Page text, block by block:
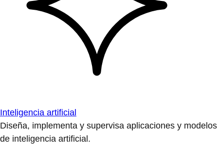
Inteligencia artificial
Diseña, implementa y supervisa aplicaciones y modelos
de inteligencia artificial.